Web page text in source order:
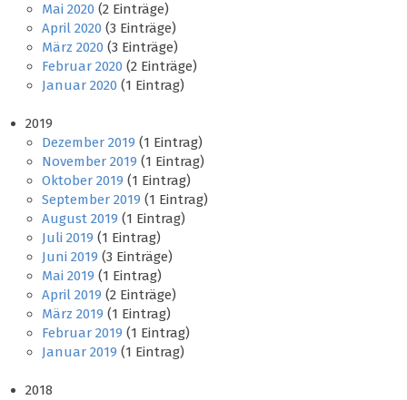
Mai 2020 (2 Einträge)
April 2020 (3 Einträge)
März 2020 (3 Einträge)
Februar 2020 (2 Einträge)
Januar 2020 (1 Eintrag)
2019
Dezember 2019 (1 Eintrag)
November 2019 (1 Eintrag)
Oktober 2019 (1 Eintrag)
September 2019 (1 Eintrag)
August 2019 (1 Eintrag)
Juli 2019 (1 Eintrag)
Juni 2019 (3 Einträge)
Mai 2019 (1 Eintrag)
April 2019 (2 Einträge)
März 2019 (1 Eintrag)
Februar 2019 (1 Eintrag)
Januar 2019 (1 Eintrag)
2018